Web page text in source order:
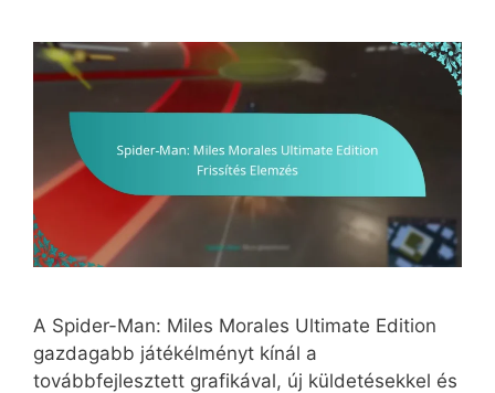
A Spider-Man: Miles Morales Ultimate Edition
gazdagabb játékélményt kínál a
továbbfejlesztett grafikával, új küldetésekkel és